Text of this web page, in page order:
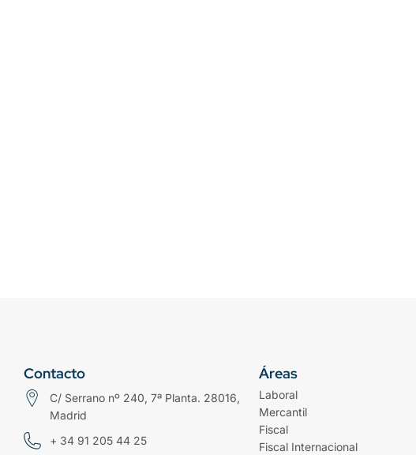
Contacto
C/ Serrano nº 240, 7ª Planta. 28016,
Madrid
+ 34 91 205 44 25
Áreas
Laboral
Mercantil
Fiscal
Fiscal Internacional